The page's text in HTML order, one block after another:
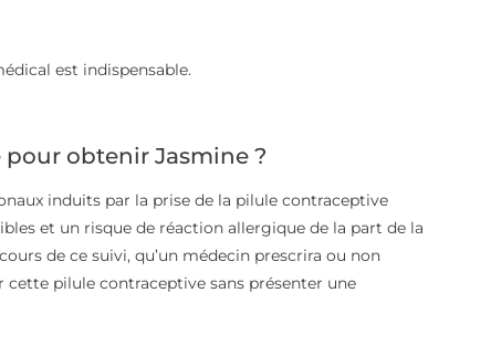
est indispensable.
obtenir Jasmine ?
induits par la prise de la pilule contraceptive
et un risque de réaction allergique de la part de la
de ce suivi, qu’un médecin prescrira ou non
cette pilule contraceptive sans présenter une